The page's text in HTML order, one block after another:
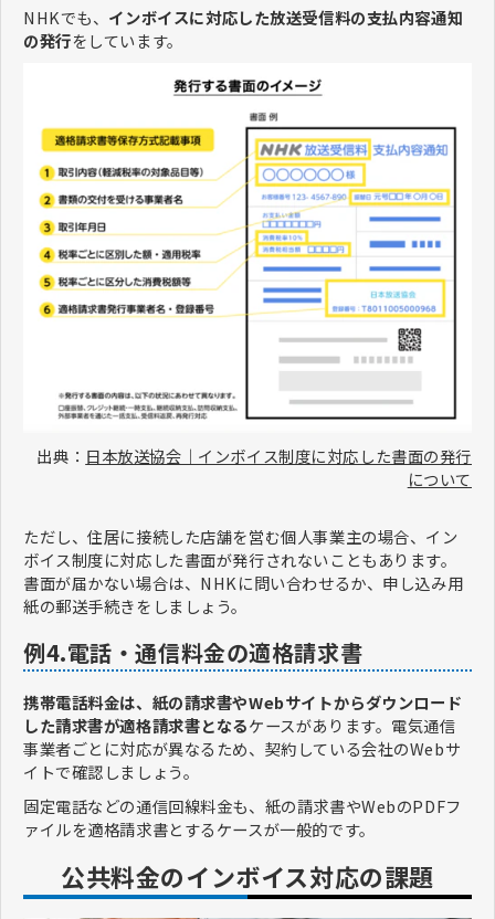
NHKでも、 インボイスに対応した放送受信料の支払内容通知
の発行をしています。
出典： 日本放送協会｜インボイス制度に対応した書面の発行
について
ただし、住居に接続した店舗を営む個人事業主の場合、イン
ボイス制度に対応した書面が発行されないこともあります。
書面が届かない場合は、NHKに問い合わせるか、申し込み用
紙の郵送手続きをしましょう。
例4.電話・通信料金の適格請求書
携帯電話料金は、紙の請求書やWebサイトからダウンロード
した請求書が適格請求書となるケースがあります。電気通信
事業者ごとに対応が異なるため、契約している会社のWebサ
イトで確認しましょう。
固定電話などの通信回線料金も、紙の請求書やWebのPDFフ
ァイルを適格請求書とするケースが一般的です。
公共料金のインボイス対応の課題